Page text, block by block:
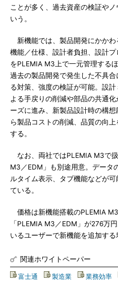
ことが多く、過去資産の検証や
いう。
新機能では、製品開発にかかわ
機能／仕様、設計者負担、設計プ
をPLEMIA M3上で一元管理するほ
過去の製品開発で発生した不具合
る対策、強度の検証が可能。設計
よる手戻りの削減や部品の共通化
ーズに進み、新製品設計時の構想
ら製品コストの削減、品質の向上
する。
なお、両社ではPLEMIA M3で
M3／EDM」も別途用意。データ
ルタイム表示、タブ機能などが可
ている。
価格は新機能搭載のPLEMIA
「PLEMIA M3／EDM」が276万
いるユーザーで新機能を追加する
関連ホワイトペーパー
富士通 製造業 業務効率